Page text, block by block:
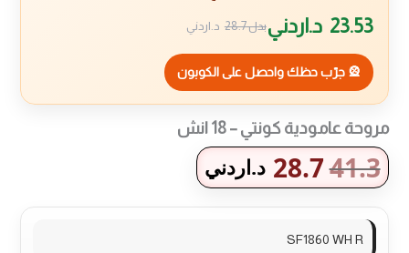
23.53 د.اردنيبدل28.7 د.اردني
🎡 جرّب حظك واحصل على الكوبون
مروحة عامودية كونتي – 18 انش
41.3
28.7 د.اردني
SF1860 WH R